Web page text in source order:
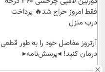
درمنزل
فقط امروز حراج شد🔥 پرداخت
درب منزل
آرتروز مفاصل خود را به طور قطعی
درمان کنید! ◂پرسش‌نامه▸